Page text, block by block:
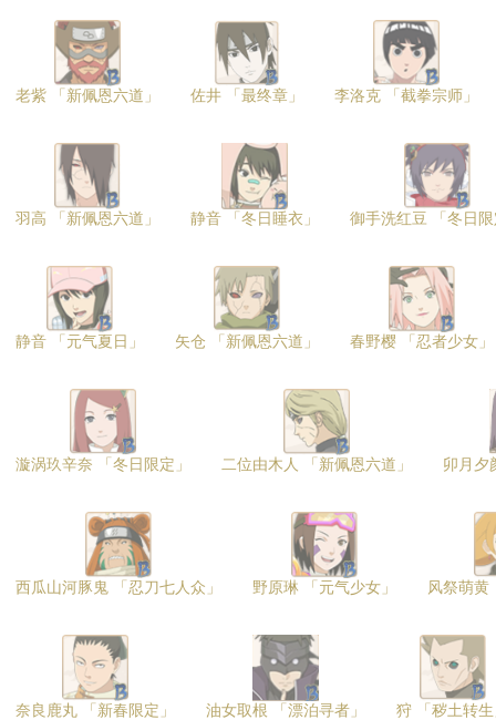
老紫 「新佩恩六道」 佐井 「最终章」 李洛克 「截拳宗师」
羽高 「新佩恩六道」 静音 「冬日睡衣」 御手洗红豆 「冬日
静音 「元气夏日」 矢仓 「新佩恩六道」 春野樱 「忍者少女」
漩涡玖辛奈 「冬日限定」 二位由木人 「新佩恩六道」 卯月夕
西瓜山河豚鬼 「忍刀七人众」 野原琳 「元气少女」 风祭萌黄
奈良鹿丸 「新春限定」 油女取根 「漂泊寻者」 狩 「秽土转